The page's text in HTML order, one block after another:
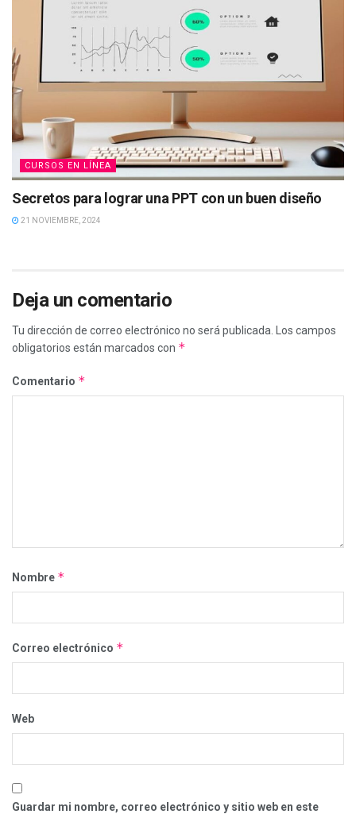
CURSOS EN LÍNEA
Secretos para lograr una PPT con un buen diseño
21 NOVIEMBRE, 2024
Deja un comentario
Tu dirección de correo electrónico no será publicada.
Los campos
obligatorios están marcados con *
Comentario *
Nombre *
Correo electrónico *
Web
Guardar mi nombre, correo electrónico y sitio web en este